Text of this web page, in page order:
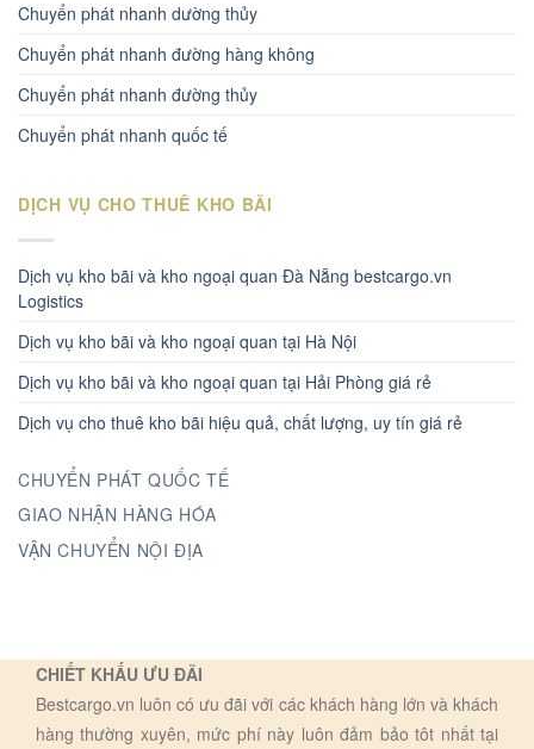
Chuyển phát nhanh dường thủy
Chuyển phát nhanh đường hàng không
Chuyển phát nhanh đường thủy
Chuyển phát nhanh quốc tế
DỊCH VỤ CHO THUÊ KHO BÃI
Dịch vụ kho bãi và kho ngoại quan Đà Nẵng bestcargo.vn
Logistics
Dịch vụ kho bãi và kho ngoại quan tại Hà Nội
Dịch vụ kho bãi và kho ngoại quan tại Hải Phòng giá rẻ
Dịch vụ cho thuê kho bãi hiệu quả, chất lượng, uy tín giá rẻ
CHUYỂN PHÁT QUỐC TẾ
GIAO NHẬN HÀNG HÓA
VẬN CHUYỂN NỘI ĐỊA
CHIẾT KHẤU ƯU ĐÃI
Bestcargo.vn luôn có ưu đãi với các khách hàng lớn và khách
hàng thường xuyên, mức phí này luôn đảm bảo tôt nhất tại